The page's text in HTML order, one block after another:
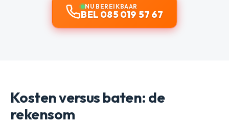
NU BEREIKBAAR
BEL 085 019 57 67
Kosten versus baten: de
rekensom